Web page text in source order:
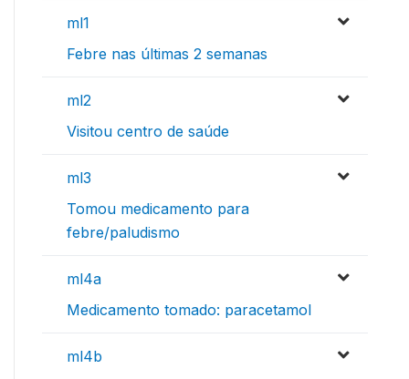
ml1
Febre nas últimas 2 semanas
ml2
Visitou centro de saúde
ml3
Tomou medicamento para
febre/paludismo
ml4a
Medicamento tomado: paracetamol
ml4b